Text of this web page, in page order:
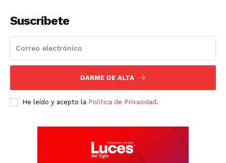
Suscríbete
DARME DE ALTA
He leído y acepto la Política de Privacidad .